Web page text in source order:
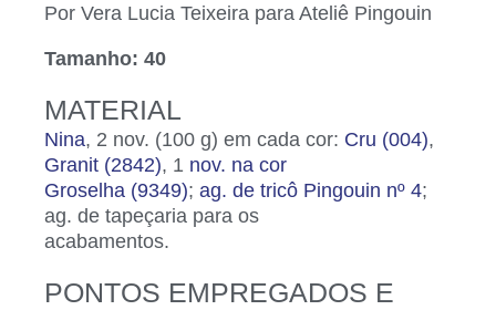
Por Vera Lucia Teixeira para Ateliê Pingouin
Tamanho: 40
MATERIAL
Nina, 2 nov. (100 g) em cada cor: Cru (004),
Granit (2842), 1 nov. na cor
Groselha (9349); ag. de tricô Pingouin nº 4;
ag. de tapeçaria para os
acabamentos.
PONTOS EMPREGADOS E